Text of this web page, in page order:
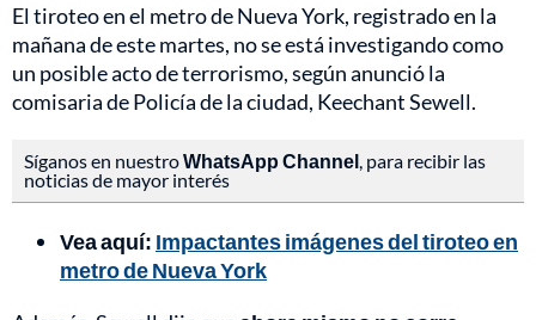
El tiroteo en el metro de Nueva York, registrado en la
mañana de este martes, no se está investigando como
un posible acto de terrorismo, según anunció la
comisaria de Policía de la ciudad, Keechant Sewell.
Síganos en nuestroWhatsApp Channel , para recibir las
noticias de mayor interés
Vea aquí: Impactantes imágenes del tiroteo en
metro de Nueva York